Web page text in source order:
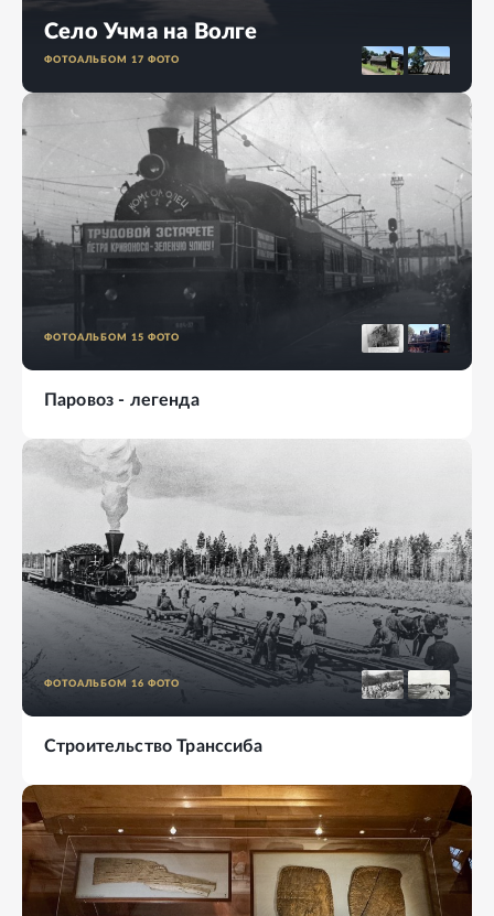
Село Учма на Волге
ФОТОАЛЬБОМ 17 ФОТО
ФОТОАЛЬБОМ 15 ФОТО
Паровоз - легенда
ФОТОАЛЬБОМ 16 ФОТО
Строительство Транссиба